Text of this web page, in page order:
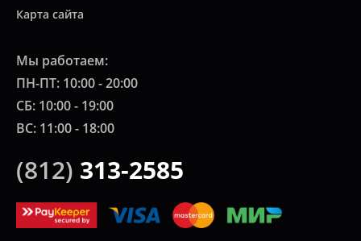
Карта сайта
Мы работаем:
ПН-ПТ: 10:00 - 20:00
СБ: 10:00 - 19:00
ВС: 11:00 - 18:00
(812) 313-2585